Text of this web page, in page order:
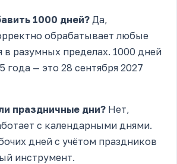
1000 дней? Да,
обрабатывает любые
в разумных пределах. 1000 дней
года — это 28 сентября 2027
праздничные дни? Нет,
с календарными днями.
дней с учётом праздников
инструмент.